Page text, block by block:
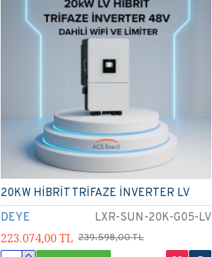
DEYE LXR-SUN-20K-G05-LV
20KW HİBRİT TRİFAZE İNVERTER LV
223.074,00 TL 239.598,00 TL